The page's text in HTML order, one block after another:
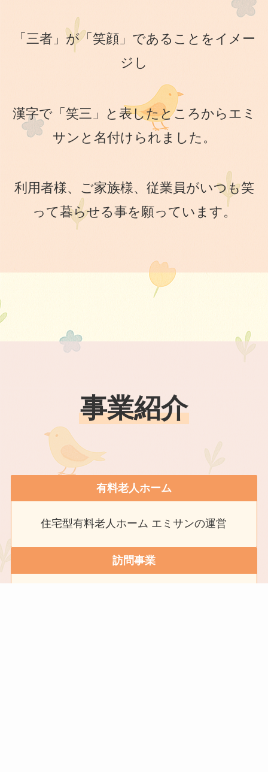
「三者」が「笑顔」であることをイメー
ジし
漢字で「笑三」と表したところからエミ
サンと名付けられました。
利用者様、ご家族様、従業員がいつも笑
って暮らせる事を願っています。
事業紹介
有料老人ホーム
住宅型有料老人ホーム エミサンの運営
訪問事業